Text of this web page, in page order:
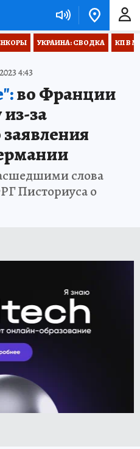
УКРАИНА: СВОДКА КП В
4:43
во Франции
за
слова
Писториуса о